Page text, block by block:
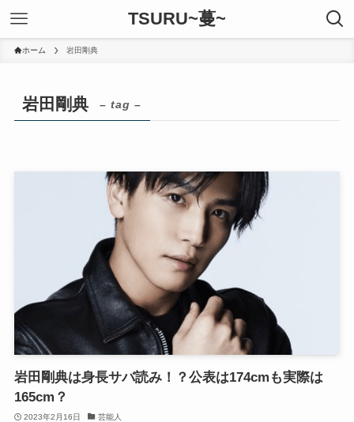
TSURU~蔓~
ホーム 岩田剛典
岩田剛典 – tag –
岩田剛典は身長サバ読み！？公表は174cmも実際は
165cm？
2023年2月16日 芸能人